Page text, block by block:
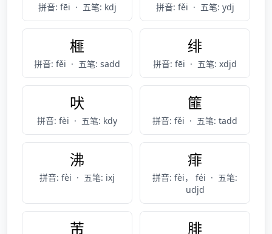
拼音: fēi · 五笔: kdj 拼音: fěi · 五笔: ydj
榧
拼音: fěi · 五笔: sadd
绯
拼音: fēi · 五笔: xdjd
吠
拼音: fèi · 五笔: kdy
篚
拼音: fěi · 五笔: tadd
沸
拼音: fèi · 五笔: ixj
痱
拼音: fèi， féi · 五笔:
udjd
芾 腓